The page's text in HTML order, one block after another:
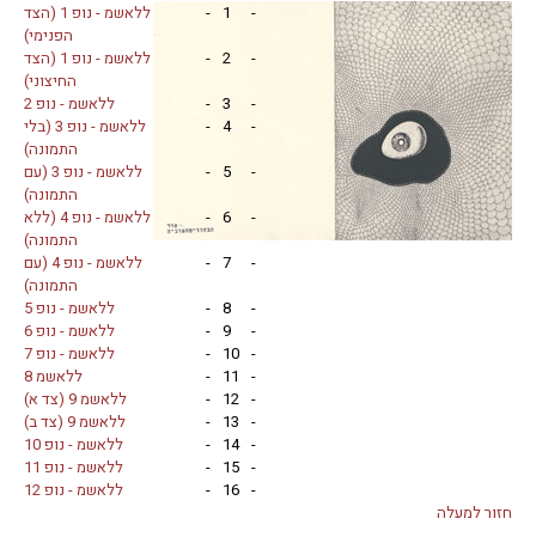
-
1
-
ללאשמ - נופ 1 (הצד
הפנימי)
-
2
-
ללאשמ - נופ 1 (הצד
החיצוני)
-
3
-
ללאשמ - נופ 2
-
4
-
ללאשמ - נופ 3 (בלי
התמונה)
-
5
-
ללאשמ - נופ 3 (עם
התמונה)
-
6
-
ללאשמ - נופ 4 (ללא
התמונה)
-
7
-
ללאשמ - נופ 4 (עם
התמונה)
-
8
-
ללאשמ - נופ 5
-
9
-
ללאשמ - נופ 6
-
10
-
ללאשמ - נופ 7
-
11
-
ללאשמ 8
-
12
-
ללאשמ 9 (צד א)
-
13
-
ללאשמ 9 (צד ב)
-
14
-
ללאשמ - נופ 10
-
15
-
ללאשמ - נופ 11
-
16
-
ללאשמ - נופ 12
חזור למעלה